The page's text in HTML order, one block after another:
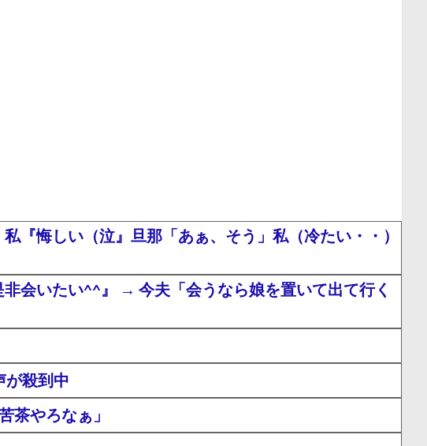
『悔しい（泣』旦那「あぁ、そう」私（冷たい・・）
会いたい^^』 → 今夫「会うなら娘を置いて出て行く
が殺到中
茶やろなぁ」